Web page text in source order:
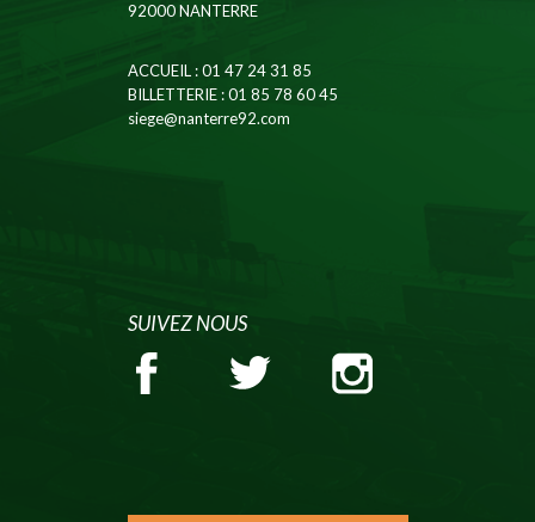
92000 NANTERRE
ACCUEIL: 01 47 24 31 85
BILLETTERIE: 01 85 78 60 45
siege@nanterre92.com
SUIVEZ NOUS